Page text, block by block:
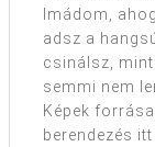
Imádom,
adsz a
csinálsz, mint
semmi nem
Képek
berendezés